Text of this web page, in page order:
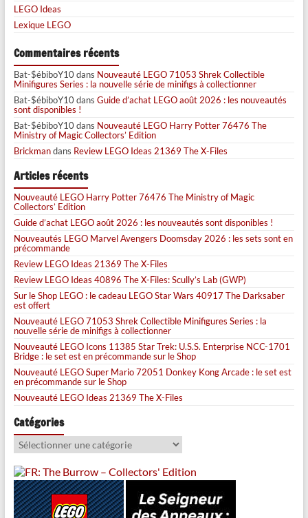
LEGO Ideas
Lexique LEGO
Commentaires récents
Bat-$ébiboY10dans Nouveauté LEGO 71053 Shrek Collectible
Minifigures Series : la nouvelle série de minifigs à collectionner
Bat-$ébiboY10dans Guide d’achat LEGO août 2026 : les nouveautés
sont disponibles !
Bat-$ébiboY10dans Nouveauté LEGO Harry Potter 76476 The
Ministry of Magic Collectors’ Edition
Brickmandans Review LEGO Ideas 21369 The X-Files
Articles récents
Nouveauté LEGO Harry Potter 76476 The Ministry of Magic
Collectors’ Edition
Guide d’achat LEGO août 2026 : les nouveautés sont disponibles !
Nouveautés LEGO Marvel Avengers Doomsday 2026 : les sets sont en
précommande
Review LEGO Ideas 21369 The X-Files
Review LEGO Ideas 40896 The X-Files: Scully’s Lab (GWP)
Sur le Shop LEGO : le cadeau LEGO Star Wars 40917 The Darksaber
est offert
Nouveauté LEGO 71053 Shrek Collectible Minifigures Series : la
nouvelle série de minifigs à collectionner
Nouveauté LEGO Icons 11385 Star Trek: U.S.S. Enterprise NCC-1701
Bridge : le set est en précommande sur le Shop
Nouveauté LEGO Super Mario 72051 Donkey Kong Arcade : le set est
en précommande sur le Shop
Nouveauté LEGO Ideas 21369 The X-Files
Catégories
Catégories